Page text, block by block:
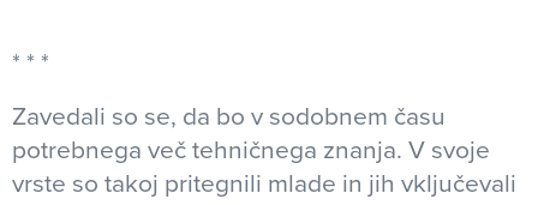
Zavedali so se, da bo v sodobnem času
potrebnega več tehničnega znanja. V svoje
vrste so takoj pritegnili mlade in jih vključevali